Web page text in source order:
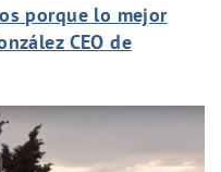
porque lo mejor
CEO de